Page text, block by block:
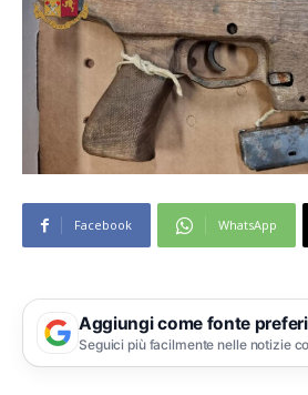
Facebook WhatsApp
Aggiungi come fonte
Seguici più facilmente nelle notizie